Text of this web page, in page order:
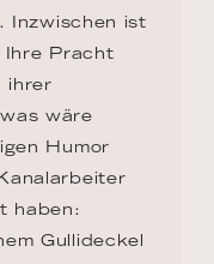
Inzwischen ist
Ihre Pracht
ihrer
wäre
Humor
haben:
Gullideckel